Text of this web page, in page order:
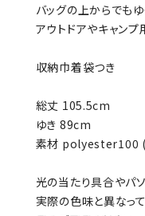
バッグの上からでも
アウトドアやキャン
収納巾着袋つき
総丈 105.5cm
ゆき 89cm
素材 polyester100
光の当たり具合やパ
実際の色味と異なっ